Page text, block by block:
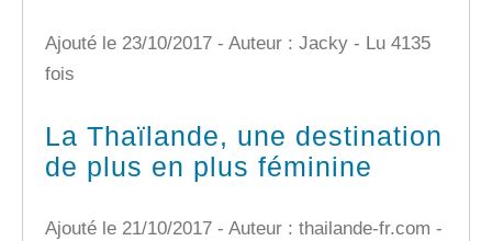
Ajouté le 23/10/2017 - Auteur : Jacky - Lu 4135
fois
La Thaïlande, une destination
de plus en plus féminine
Ajouté le 21/10/2017 - Auteur : thailande-fr.com -